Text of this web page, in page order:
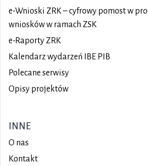
e-Wnioski ZRK – cyfrowy pomost w
wniosków w ramach ZSK
e-Raporty ZRK
Kalendarz wydarzeń IBE PIB
Polecane serwisy
Opisy projektów
INNE
O nas
Kontakt